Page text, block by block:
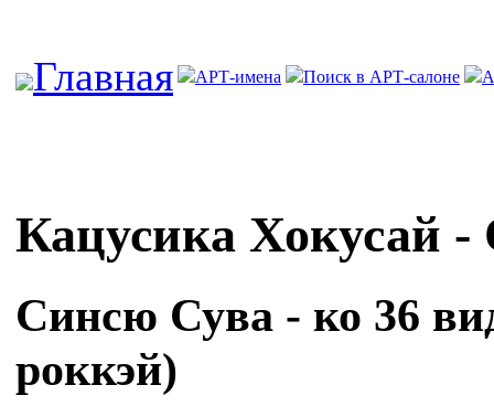
Главная АРТ-имена Поиск в АРТ-салоне
Кацусика Хокусай
Синсю Сува - ко 36
роккэй)